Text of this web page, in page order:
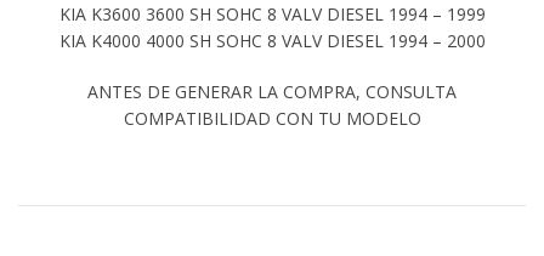
KIA K3600 3600 SH SOHC 8 VALV DIESEL 1994 – 1999
KIA K4000 4000 SH SOHC 8 VALV DIESEL 1994 – 2000
ANTES DE GENERAR LA COMPRA, CONSULTA
COMPATIBILIDAD CON TU MODELO